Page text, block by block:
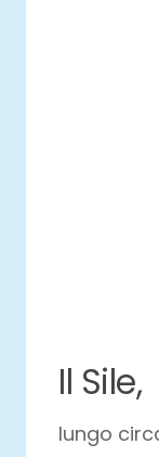
Il Sile,
lungo